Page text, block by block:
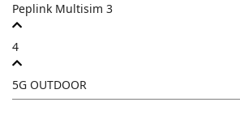
Peplink Multisim 3
4
5G OUTDOOR